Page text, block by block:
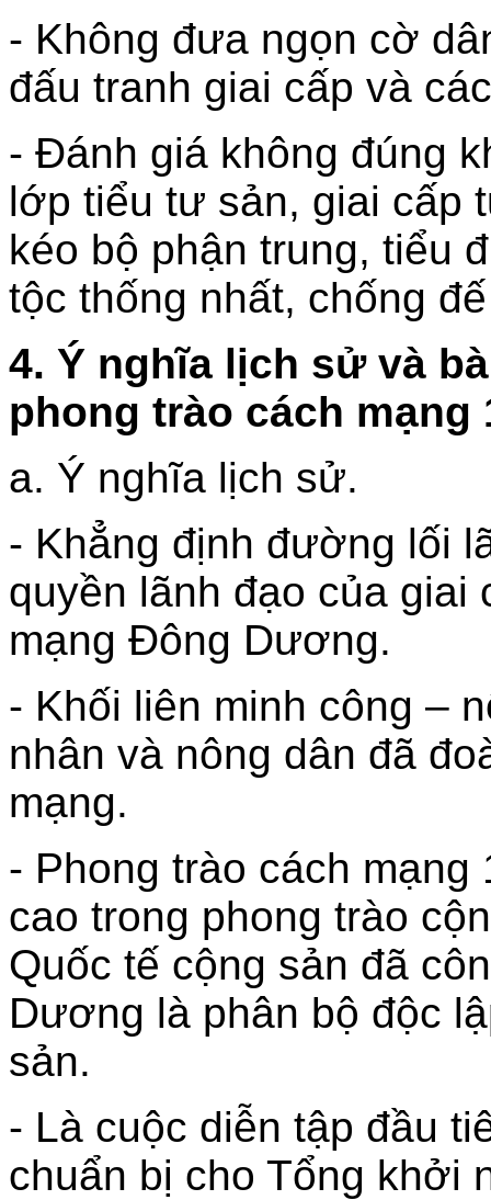
- Không đưa ngọn cờ
đấu tranh giai cấp và
- Đánh giá không đúng
lớp tiểu tư sản, giai cấp
kéo bộ phận trung, tiểu
tộc thống nhất, chống
4. Ý nghĩa lịch sử và
phong trào cách mạng
a. Ý nghĩa lịch sử.
- Khẳng định đường lối
quyền lãnh đạo của giai
mạng Đông Dương.
- Khối liên minh công –
nhân và nông dân đã
mạng.
- Phong trào cách
cao trong phong trào
Quốc tế cộng sản đã
Dương là phân bộ độc
sản.
- Là cuộc diễn tập đầu
chuẩn bị cho Tổng khởi